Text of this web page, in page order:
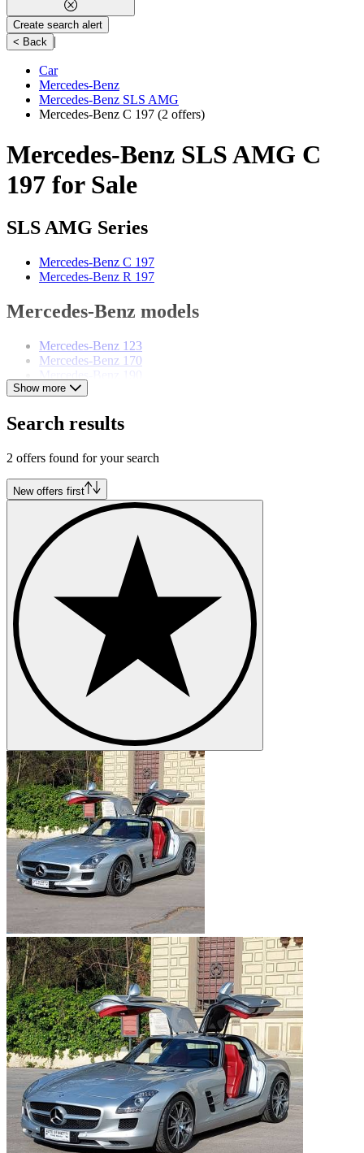
Create search alert
< Back |
Car
Mercedes-Benz
Mercedes-Benz SLS AMG
Mercedes-Benz C 197 (2 offers)
Mercedes-Benz SLS AMG C
197 for Sale
SLS AMG Series
Mercedes-Benz C 197
Mercedes-Benz R 197
Mercedes-Benz models
Mercedes-Benz 123
Mercedes-Benz 170
Mercedes-Benz 220
Mercedes-Benz 300
Mercedes-Benz E-Class
Mercedes-Benz Ponton
Mercedes-Benz S-Class
Mercedes-Benz SL-Class
Mercedes-Benz SLK
Show more
Search results
2 offers found for your search
New offers first